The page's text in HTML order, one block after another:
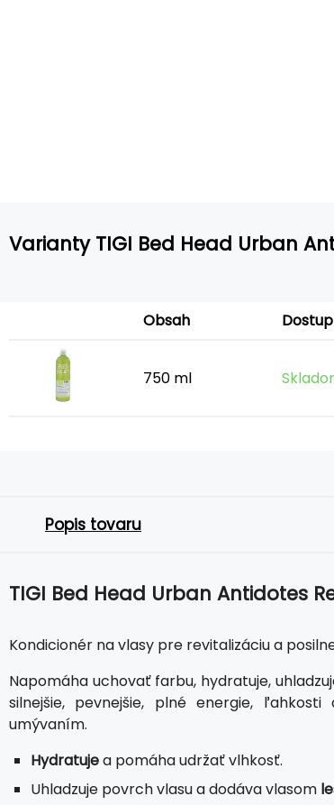
Varianty TIGI Bed Head Urban
Obsah
750 ml
Popis tovaru
TIGI Bed Head Urban Antidotes
Kondicionér na vlasy pre revitalizáciu a
Napomáha uchovať farbu, hydratuje,
silnejšie, pevnejšie, plné energie,
umývaním.
Hydratujea pomáha udržať vlhkosť.
Uhladzuje povrch vlasu a dodáva vlasom